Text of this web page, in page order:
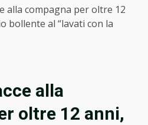
alla compagna per oltre 12
bollente al “lavati con la
alla
oltre 12 anni,